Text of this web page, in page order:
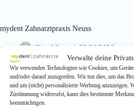
Verwalte deine
Wir verwenden Technologien wie Cookies, um
und/oder darauf zuzugreifen. Wir tun dies, um das
und um (nicht) personalisierte Werbung anzuzeigen.
Zustimmung widerrufst, kann dies bestimmte
beeinträchtigen.
mydent Zahnarztpraxis Neuss
Ilias Albay 22/06/2026
Ihre Zahnarztpraxis in Neuss: Als Ihr
mydent-Team ein breites Spektrum von
zu Alignern und Veneers. Wir begleiten
und individueller Beratung. Vereinbaren